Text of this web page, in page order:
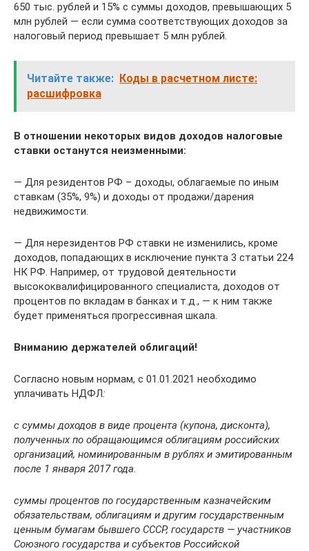
650 тыс. рублей и 15% с суммы доходов, превышающих 5
млн рублей — если сумма соответствующих доходов за
налоговый период превышает 5 млн рублей.
Читайте также: Коды в расчетном листе:
расшифровка
В отношении некоторых видов доходов налоговые
ставки останутся неизменными:
— Для резидентов РФ – доходы, облагаемые по иным
ставкам (35%, 9%) и доходы от продажи/дарения
недвижимости.
— Для нерезидентов РФ ставки не изменились, кроме
доходов, попадающих в исключение пункта 3 статьи 224
НК РФ. Например, от трудовой деятельности
высококвалифицированного специалиста, доходов от
процентов по вкладам в банках и т.д., — к ним также
будет применяться прогрессивная шкала.
Вниманию держателей облигаций!
Согласно новым нормам, с 01.01.2021 необходимо
уплачивать НДФЛ:
с суммы доходов в виде процента (купона, дисконта),
полученных по обращающимся облигациям российских
организаций, номинированным в рублях и эмитированным
после 1 января 2017 года.
суммы процентов по государственным казначейским
обязательствам, облигациям и другим государственным
ценным бумагам бывшего СССР, государств — участников
Союзного государства и субъектов Российской